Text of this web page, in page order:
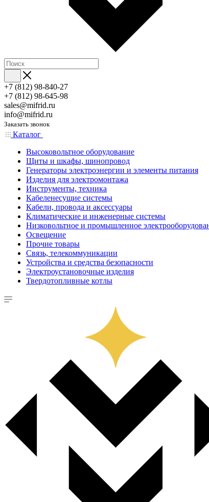
+7 (812) 98-840-27
+7 (812) 98-645-98
sales@mifrid.ru
info@mifrid.ru
Заказать звонок
Каталог
Высоковольтное оборудование
Щиты и шкафы, шинопровод
Генераторы электроэнергии и элементы питания
Изделия для электромонтажа
Инструменты, техника
Кабеленесущие системы
Кабели, провода и аксессуары
Климатические и инженерные системы
Низковольтное и промышленное
Освещение
Прочие товары
Связь, телекоммуникации
Устройства и средства безопасности
Электроустановочные изделия
Твердотопливные котлы